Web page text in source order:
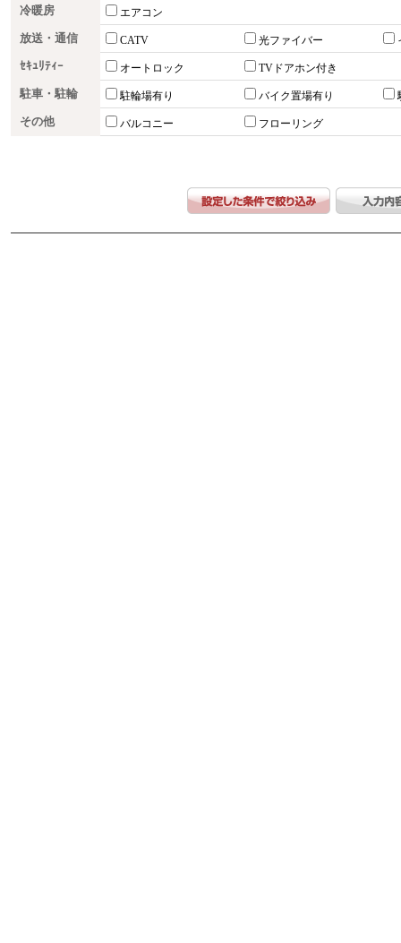
冷暖房 エアコン
放送・通信 CATV 光ファイバー
ｾｷｭﾘﾃｨｰ オートロック TVドアホン付き
駐車・駐輪 駐輪場有り バイク置場有り
その他 バルコニー フローリング